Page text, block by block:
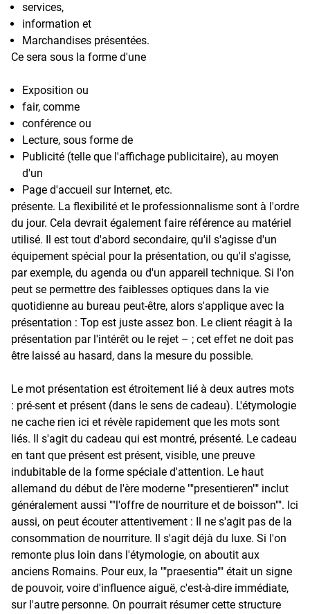
services,
information et
Marchandises présentées.
Ce sera sous la forme d'une
Exposition ou
fair, comme
conférence ou
Lecture, sous forme de
Publicité (telle que l'affichage publicitaire), au moyen
d'un
Page d'accueil sur Internet, etc.
présente. La flexibilité et le professionnalisme sont à l'ordre
du jour. Cela devrait également faire référence au matériel
utilisé. Il est tout d'abord secondaire, qu'il s'agisse d'un
équipement spécial pour la présentation, ou qu'il s'agisse,
par exemple, du agenda ou d'un appareil technique. Si l'on
peut se permettre des faiblesses optiques dans la vie
quotidienne au bureau peut-être, alors s'applique avec la
présentation : Top est juste assez bon. Le client réagit à la
présentation par l'intérêt ou le rejet – ; cet effet ne doit pas
être laissé au hasard, dans la mesure du possible.
Le mot présentation est étroitement lié à deux autres mots
: pré-sent et présent (dans le sens de cadeau). L'étymologie
ne cache rien ici et révèle rapidement que les mots sont
liés. Il s'agit du cadeau qui est montré, présenté. Le cadeau
en tant que présent est présent, visible, une preuve
indubitable de la forme spéciale d'attention. Le haut
allemand du début de l'ère moderne ""presentieren"" inclut
généralement aussi ""l'offre de nourriture et de boisson"". Ici
aussi, on peut écouter attentivement : Il ne s'agit pas de la
consommation de nourriture. Il s'agit déjà du luxe. Si l'on
remonte plus loin dans l'étymologie, on aboutit aux
anciens Romains. Pour eux, la ""praesentia"" était un signe
de pouvoir, voire d'influence aiguë, c'est-à-dire immédiate,
sur l'autre personne. On pourrait résumer cette structure